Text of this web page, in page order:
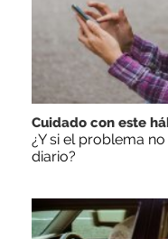
Cuidado con este
¿Y si el problema
diario?